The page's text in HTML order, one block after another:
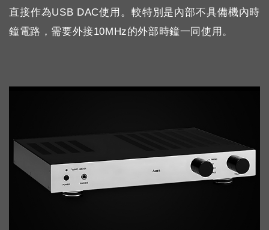
直接作為USB DAC使用。較特別是內部不具備機內時
鐘電路，需要外接10MHz的外部時鐘一同使用。